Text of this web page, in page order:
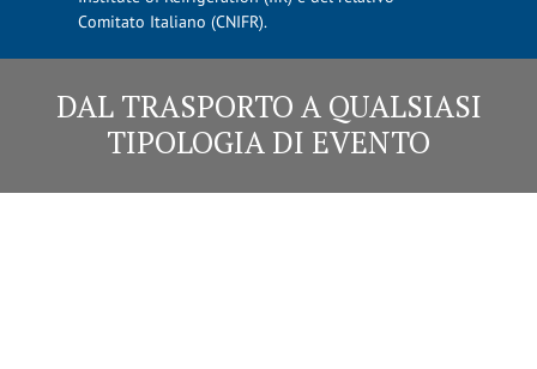
Comitato Italiano (CNIFR).
DAL TRASPORTO A QUALSIASI
TIPOLOGIA DI EVENTO